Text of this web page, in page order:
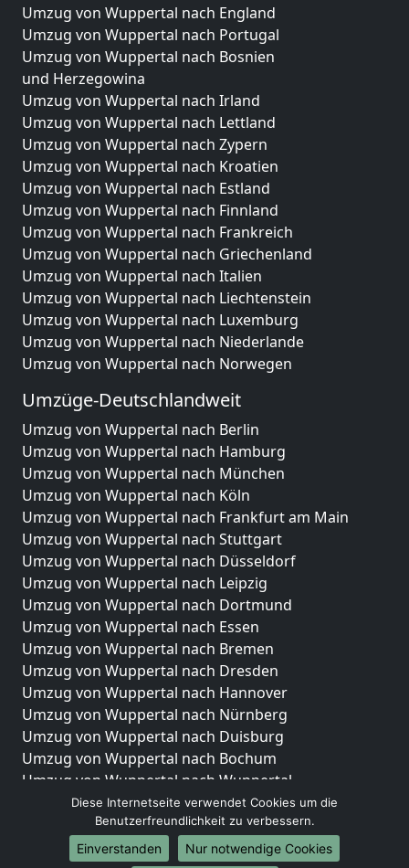
Umzug von Wuppertal nach England
Umzug von Wuppertal nach Portugal
Umzug von Wuppertal nach Bosnien
und Herzegowina
Umzug von Wuppertal nach Irland
Umzug von Wuppertal nach Lettland
Umzug von Wuppertal nach Zypern
Umzug von Wuppertal nach Kroatien
Umzug von Wuppertal nach Estland
Umzug von Wuppertal nach Finnland
Umzug von Wuppertal nach Frankreich
Umzug von Wuppertal nach Griechenland
Umzug von Wuppertal nach Italien
Umzug von Wuppertal nach Liechtenstein
Umzug von Wuppertal nach Luxemburg
Umzug von Wuppertal nach Niederlande
Umzug von Wuppertal nach Norwegen
Umzüge-Deutschlandweit
Umzug von Wuppertal nach Berlin
Umzug von Wuppertal nach Hamburg
Umzug von Wuppertal nach München
Umzug von Wuppertal nach Köln
Umzug von Wuppertal nach Frankfurt am Main
Umzug von Wuppertal nach Stuttgart
Umzug von Wuppertal nach Düsseldorf
Umzug von Wuppertal nach Leipzig
Umzug von Wuppertal nach Dortmund
Umzug von Wuppertal nach Essen
Umzug von Wuppertal nach Bremen
Umzug von Wuppertal nach Dresden
Umzug von Wuppertal nach Hannover
Umzug von Wuppertal nach Nürnberg
Umzug von Wuppertal nach Duisburg
Umzug von Wuppertal nach Bochum
Umzug von Wuppertal nach Wuppertal
Umzug von Wuppertal nach Bielefeld
Umzug von Wuppertal nach Bonn
Umzug von Wuppertal nach Münster
Diese Internetseite verwendet Cookies um die
Benutzerfreundlichkeit zu verbessern.
Einverstanden
Nur notwendige Cookies